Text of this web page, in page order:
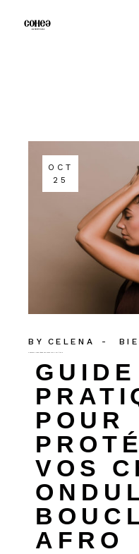
OCT
25
BY CELENA
GUIDE
POUR
VOS
AFRO